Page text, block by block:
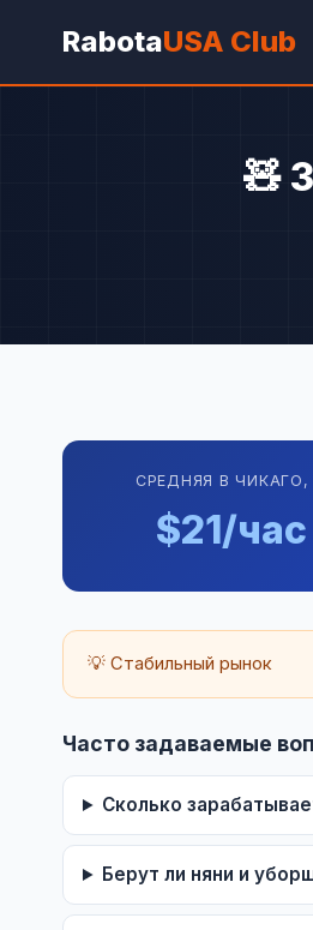
RabotaUSA Club
🧸
СРЕДНЯЯ В ЧИКАГО,
$21/час
💡 Стабильный рынок
Часто задаваемые
Сколько
Берут ли няни и